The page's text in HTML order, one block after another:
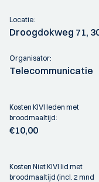
Locatie:
Droogdokweg 71,
Organisator:
Telecommunicatie
Kosten KIVI leden met
broodmaaltijd:
€10,00
Kosten Niet KIVI lid met
broodmaaltijd (incl. 2 mnd